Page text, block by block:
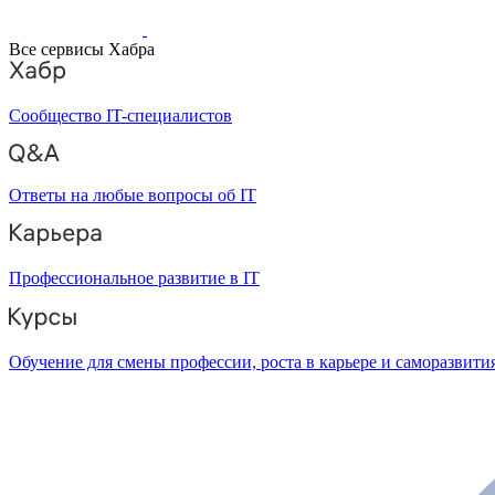
Все сервисы Хабра
Сообщество IT-специалистов
Ответы на любые вопросы об IT
Профессиональное развитие в IT
Обучение для смены профессии, роста в карьере и